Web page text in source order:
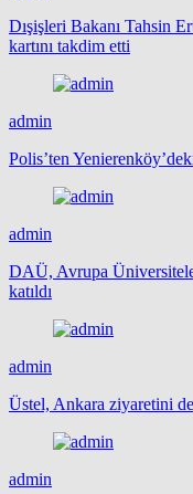
Dışişleri Bakanı Tahsin
kartını takdim etti
admin
Polis’ten
admin
DAÜ, Avrupa
katıldı
admin
Üstel, Ankara ziyaretini
admin